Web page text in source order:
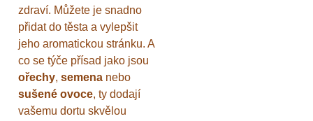
zdraví. Můžete je snadno
přidat do těsta a vylepšit
jeho aromatickou stránku. A
co se týče přísad jako jsou
ořechy, semena nebo
sušené ovoce, ty dodají
vašemu dortu skvělou